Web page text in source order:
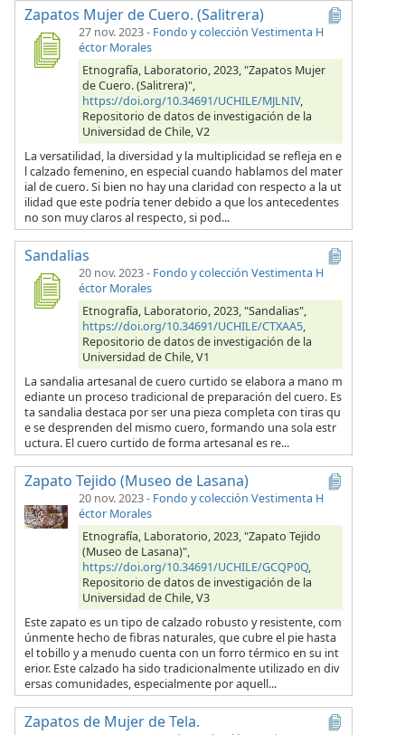
Zapatos Mujer de Cuero. (Salitrera)
27 nov. 2023- Fondo y colección Vestimenta H
éctor Morales
Etnografía, Laboratorio, 2023, "Zapatos Mujer
de Cuero. (Salitrera)",
https://doi.org/10.34691/UCHILE/MJLNIV,
Repositorio de datos de investigación de la
Universidad de Chile, V2
La versatilidad, la diversidad y la multiplicidad se refleja en e
l calzado femenino, en especial cuando hablamos del mater
ial de cuero. Si bien no hay una claridad con respecto a la ut
ilidad que este podría tener debido a que los antecedentes
no son muy claros al respecto, si pod...
Sandalias
20 nov. 2023- Fondo y colección Vestimenta H
éctor Morales
Etnografía, Laboratorio, 2023, "Sandalias",
https://doi.org/10.34691/UCHILE/CTXAA5,
Repositorio de datos de investigación de la
Universidad de Chile, V1
La sandalia artesanal de cuero curtido se elabora a mano m
ediante un proceso tradicional de preparación del cuero. Es
ta sandalia destaca por ser una pieza completa con tiras qu
e se desprenden del mismo cuero, formando una sola estr
uctura. El cuero curtido de forma artesanal es re...
Zapato Tejido (Museo de Lasana)
20 nov. 2023- Fondo y colección Vestimenta H
éctor Morales
Etnografía, Laboratorio, 2023, "Zapato Tejido
(Museo de Lasana)",
https://doi.org/10.34691/UCHILE/GCQP0Q,
Repositorio de datos de investigación de la
Universidad de Chile, V3
Este zapato es un tipo de calzado robusto y resistente, com
únmente hecho de fibras naturales, que cubre el pie hasta
el tobillo y a menudo cuenta con un forro térmico en su int
erior. Este calzado ha sido tradicionalmente utilizado en div
ersas comunidades, especialmente por aquell...
Zapatos de Mujer de Tela.